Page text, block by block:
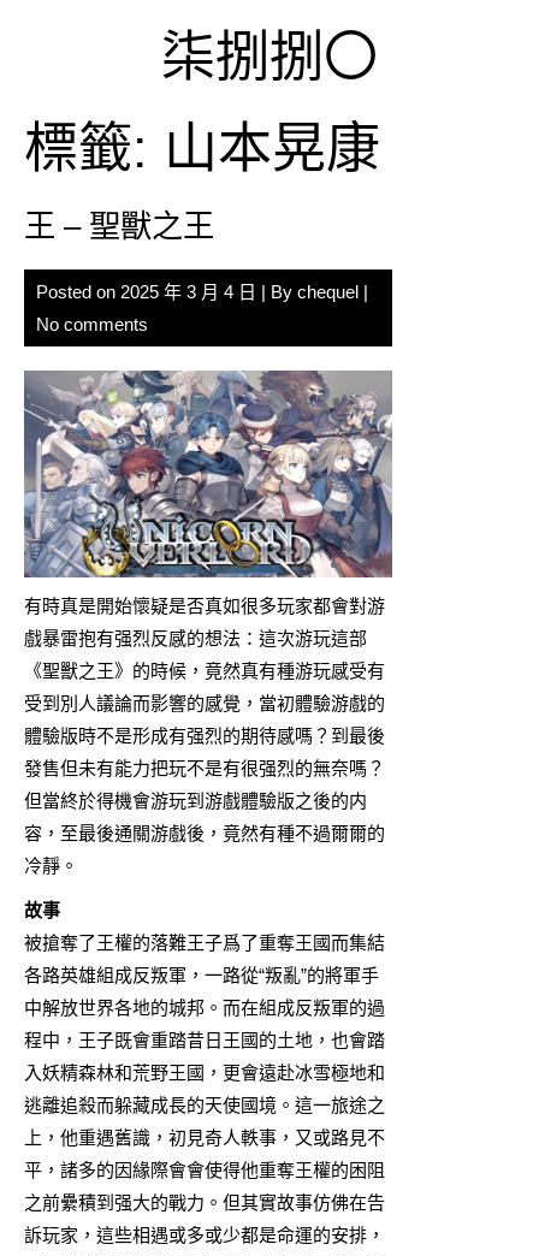
柒捌捌〇
標籤: 山本晃康
王 – 聖獸之王
Posted on 2025 年 3 月 4 日 | By chequel |
No comments
有時真是開始懷疑是否真如很多玩家都會對游
戲暴雷抱有强烈反感的想法：這次游玩這部
《聖獸之王》的時候，竟然真有種游玩感受有
受到別人議論而影響的感覺，當初體驗游戲的
體驗版時不是形成有强烈的期待感嗎？到最後
發售但未有能力把玩不是有很强烈的無奈嗎？
但當終於得機會游玩到游戲體驗版之後的内
容，至最後通關游戲後，竟然有種不過爾爾的
冷靜。
故事
被搶奪了王權的落難王子爲了重奪王國而集結
各路英雄組成反叛軍，一路從“叛亂”的將軍手
中解放世界各地的城邦。而在組成反叛軍的過
程中，王子既會重踏昔日王國的土地，也會踏
入妖精森林和荒野王國，更會遠赴冰雪極地和
逃離追殺而躲藏成長的天使國境。這一旅途之
上，他重遇舊識，初見奇人軼事，又或路見不
平，諸多的因緣際會會使得他重奪王權的困阻
之前纍積到强大的戰力。但其實故事仿佛在告
訴玩家，這些相遇或多或少都是命運的安排，